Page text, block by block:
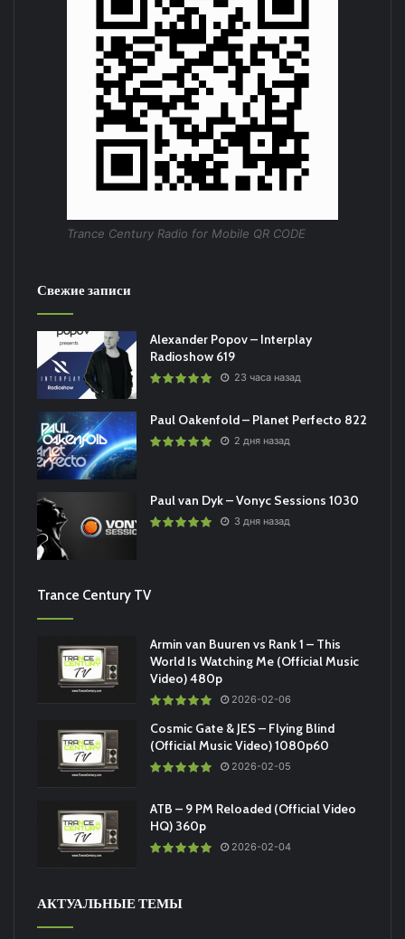
Trance Century Radio for Mobile QR CODE
Свежие записи
Alexander Popov – Interplay
Radioshow 619
23 часа назад
Paul Oakenfold – Planet Perfecto 822
2 дня назад
Paul van Dyk – Vonyc Sessions 1030
3 дня назад
Trance Century TV
Armin van Buuren vs Rank 1 – This
World Is Watching Me (Official Music
Video) 480p
2026-02-06
Cosmic Gate & JES – Flying Blind
(Official Music Video) 1080p60
2026-02-05
ATB – 9 PM Reloaded (Official Video
HQ) 360p
2026-02-04
АКТУАЛЬНЫЕ ТЕМЫ